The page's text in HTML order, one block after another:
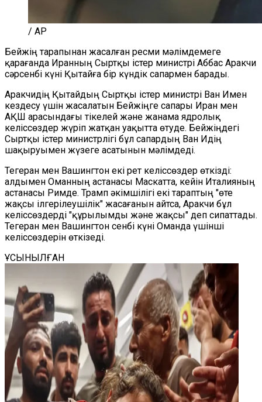
/ AP
Бейжің тарапынан жасалған ресми мәлімдемеге
қарағанда Иранның Сыртқы істер министрі Аббас Аракчи
сәрсенбі күні Қытайға бір күндік сапармен барады.
Аракчидің Қытайдың Сыртқы істер министрі Ван Имен
кездесу үшін жасалатын Бейжіңге сапары Иран мен
АҚШ арасындағы тікелей және жанама ядролық
келіссөздер жүріп жатқан уақытта өтуде. Бейжіңдегі
Сыртқы істер министрлігі бұл сапардың Ван Идің
шақыруымен жүзеге асатынын мәлімдеді.
Тегеран мен Вашингтон екі рет келіссөздер өткізді:
алдымен Оманның астанасы Маскатта, кейін Италияның
астанасы Римде. Трамп әкімшілігі екі тараптың "өте
жақсы ілгерілеушілік" жасағанын айтса, Аракчи бұл
келіссөздерді "құрылымды және жақсы" деп сипаттады.
Тегеран мен Вашингтон сенбі күні Оманда үшінші
келіссөздерін өткізеді.
ҰСЫНЫЛҒАН